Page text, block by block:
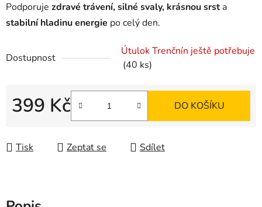
Podporuje zdravé trávení, silné svaly, krásnou srsta
stabilní hladinu energie po celý den.
Dostupnost
Útulok Trenčnín ještě potřebuje
(40 ks)
399 Kč DO KOŠÍKU
Tisk Zeptat se Sdílet